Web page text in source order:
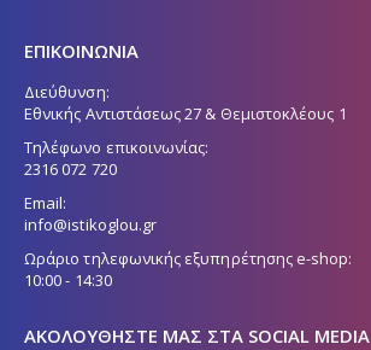
ΕΠΙΚΟΙΝΩΝΙΑ
Διεύθυνση:
Εθνικής Αντιστάσεως 27 & Θεμιστοκλέους 1
Τηλέφωνο επικοινωνίας:
2316 072 720
Email:
info@istikoglou.gr
Ωράριο τηλεφωνικής εξυπηρέτησης e-shop:
10:00 - 14:30
ΑΚΟΛΟΥΘΉΣΤΕ ΜΑΣ ΣΤΑ SOCIAL MEDIA